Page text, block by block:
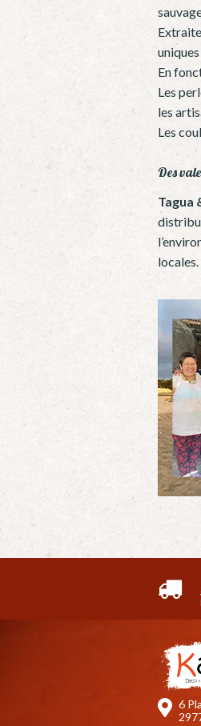
En
Les
les
Les
Des
Tagua
locales.
6